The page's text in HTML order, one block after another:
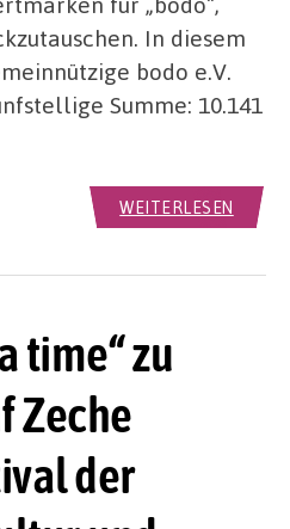
In diesem
bodo e.V.
Summe: 10.141
WEITERLESEN
time“ zu
Zeche
der